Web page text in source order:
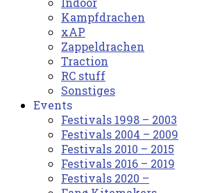
Kampfdrachen
xAP
Zappeldrachen
Traction
RC stuff
Sonstiges
Events
Festivals 1998 – 2003
Festivals 2004 – 2009
Festivals 2010 – 2015
Festivals 2016 – 2019
Festivals 2020 –